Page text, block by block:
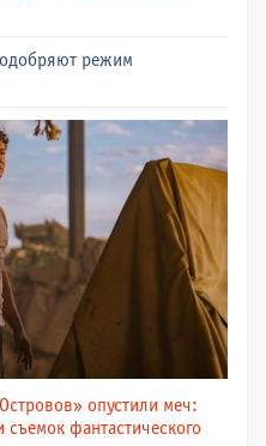
режим
опустили меч:
фантастического